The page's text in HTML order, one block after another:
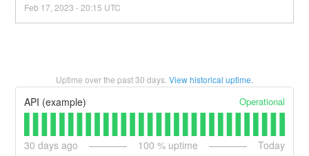
Feb 17 ,2023 -20:15 UTC
Uptime over the past30 days. View historical uptime.
API (example) Operational
30 days ago 100 % uptime Today